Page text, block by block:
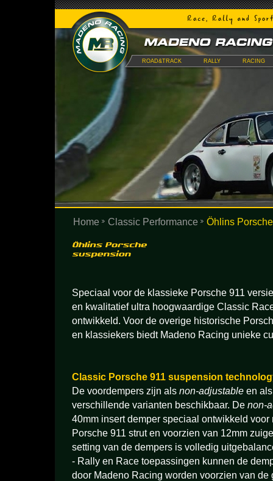
ROAD&TRACK RALLY RACING
Home Classic Performance Öhlins
Speciaal voor de klassieke Porsche 911
en kwalitatief ultra hoogwaardige Classic
ontwikkeld. Voor de overige historische
en klassiekers biedt Madeno Racing unieke
Classic Porsche 911 suspension
De voordempers zijn als non-adjustable en
verschillende varianten beschikbaar. De non-
40mm insert demper speciaal ontwikkeld
Porsche 911 strut en voorzien van 12mm
setting van de dempers is volledig
- Rally en Race toepassingen kunnen de
door Madeno Racing worden voorzien van de